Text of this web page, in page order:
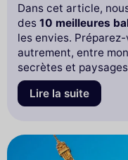
Dans cet article,
des 10 meilleures
les envies.
autrement, entre
secrètes et
Lire la suite